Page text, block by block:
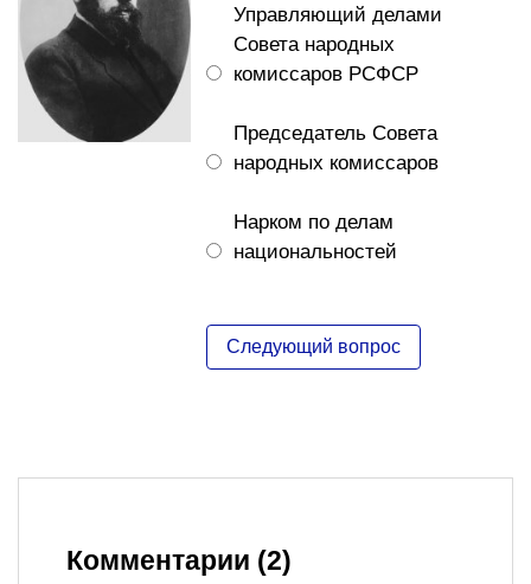
Управляющий делами
Совета народных
комиссаров РСФСР
Председатель Совета
народных комиссаров
Нарком по делам
национальностей
Комментарии (2)